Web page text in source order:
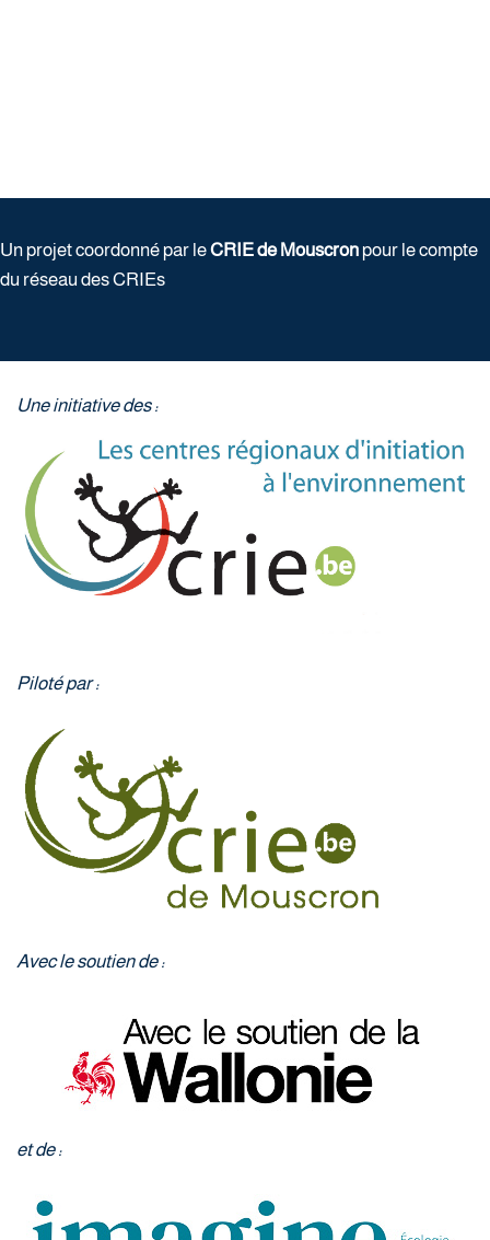
Un projet coordonné par leCRIE de Mouscron pour le compte
du réseau des CRIEs
Une initiative des :
Piloté par :
Avec le soutien de :
et de :